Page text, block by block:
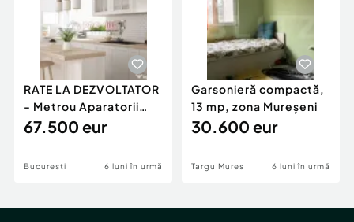
RATE LA DEZVOLTATOR
- Metrou Aparatorii
Patriei -
67.500 eur
Bucuresti 6 luni în urmă
Garsonieră compactă,
13 mp, zona Mureșeni
30.600 eur
Targu Mures 6 luni în urmă